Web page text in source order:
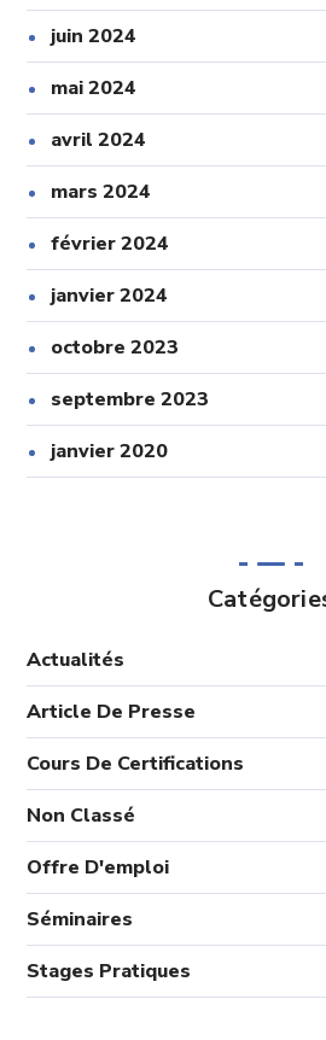
juin 2024
mai 2024
avril 2024
mars 2024
février 2024
janvier 2024
octobre 2023
septembre 2023
janvier 2020
Actualités
Article De Presse
Cours De Certifications
Non Classé
Offre D'emploi
Séminaires
Stages Pratiques